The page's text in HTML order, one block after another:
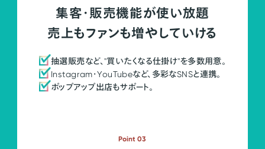
集客・販売機能が使い放題
売上もファンも増やしていける
抽選販売など、"買いたくなる仕掛け"を多数用意。
Instagram・YouTubeなど、多彩なSNSと連携。
ポップアップ出店もサポート。
Point 03